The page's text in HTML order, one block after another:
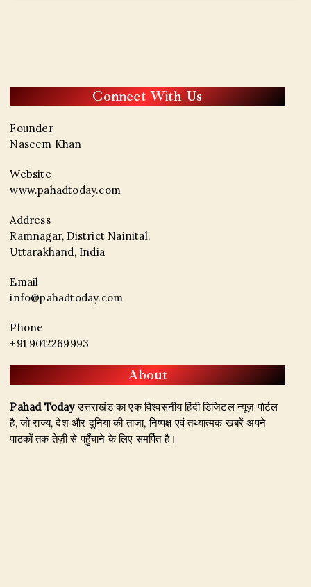
Connect With Us
Founder
Naseem Khan
Website
www.pahadtoday.com
Address
Ramnagar, District Nainital,
Uttarakhand, India
Email
info@pahadtoday.com
Phone
+91 9012269993
About
Pahad Todayउत्तराखंड का एक विश्वसनीय हिंदी डिजिटल न्यूज़ पोर्टल
है, जो राज्य, देश और दुनिया की ताज़ा, निष्पक्ष एवं तथ्यात्मक खबरें अपने
पाठकों तक तेज़ी से पहुँचाने के लिए समर्पित है।